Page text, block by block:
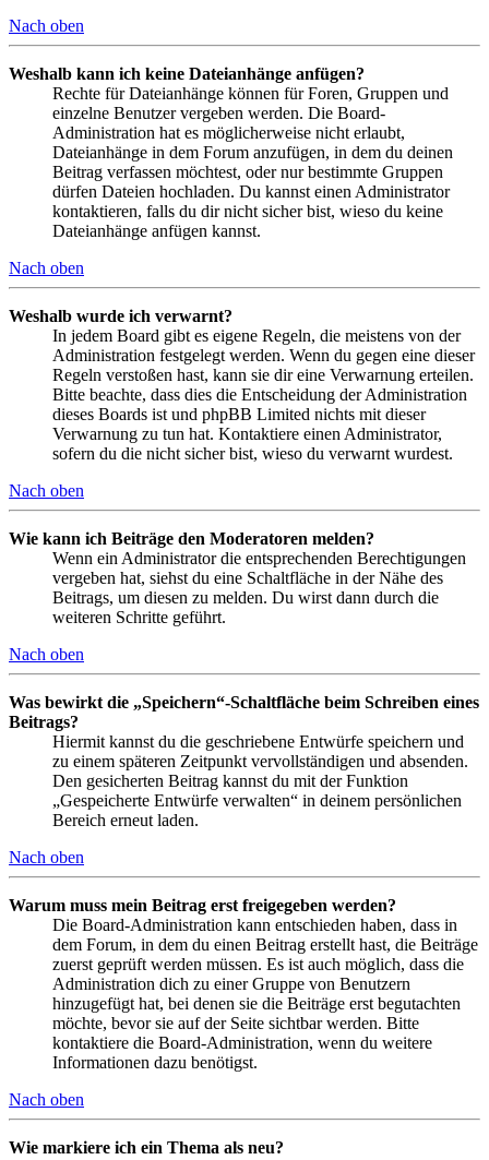
Nach oben
Weshalb kann ich keine Dateianhänge anfügen?
Rechte für Dateianhänge können für Foren, Gruppen und
einzelne Benutzer vergeben werden. Die Board-
Administration hat es möglicherweise nicht erlaubt,
Dateianhänge in dem Forum anzufügen, in dem du deinen
Beitrag verfassen möchtest, oder nur bestimmte Gruppen
dürfen Dateien hochladen. Du kannst einen Administrator
kontaktieren, falls du dir nicht sicher bist, wieso du keine
Dateianhänge anfügen kannst.
Nach oben
Weshalb wurde ich verwarnt?
In jedem Board gibt es eigene Regeln, die meistens von der
Administration festgelegt werden. Wenn du gegen eine dieser
Regeln verstoßen hast, kann sie dir eine Verwarnung erteilen.
Bitte beachte, dass dies die Entscheidung der Administration
dieses Boards ist und phpBB Limited nichts mit dieser
Verwarnung zu tun hat. Kontaktiere einen Administrator,
sofern du die nicht sicher bist, wieso du verwarnt wurdest.
Nach oben
Wie kann ich Beiträge den Moderatoren melden?
Wenn ein Administrator die entsprechenden Berechtigungen
vergeben hat, siehst du eine Schaltfläche in der Nähe des
Beitrags, um diesen zu melden. Du wirst dann durch die
weiteren Schritte geführt.
Nach oben
Was bewirkt die „Speichern“-Schaltfläche beim Schreiben eines
Beitrags?
Hiermit kannst du die geschriebene Entwürfe speichern und
zu einem späteren Zeitpunkt vervollständigen und absenden.
Den gesicherten Beitrag kannst du mit der Funktion
„Gespeicherte Entwürfe verwalten“ in deinem persönlichen
Bereich erneut laden.
Nach oben
Warum muss mein Beitrag erst freigegeben werden?
Die Board-Administration kann entschieden haben, dass in
dem Forum, in dem du einen Beitrag erstellt hast, die Beiträge
zuerst geprüft werden müssen. Es ist auch möglich, dass die
Administration dich zu einer Gruppe von Benutzern
hinzugefügt hat, bei denen sie die Beiträge erst begutachten
möchte, bevor sie auf der Seite sichtbar werden. Bitte
kontaktiere die Board-Administration, wenn du weitere
Informationen dazu benötigst.
Nach oben
Wie markiere ich ein Thema als neu?